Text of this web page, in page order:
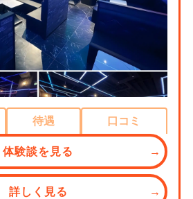
待遇 口コミ
体験談を見る
詳しく見る